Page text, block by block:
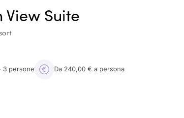
Suite
3 persone Da 240,00 € a persona